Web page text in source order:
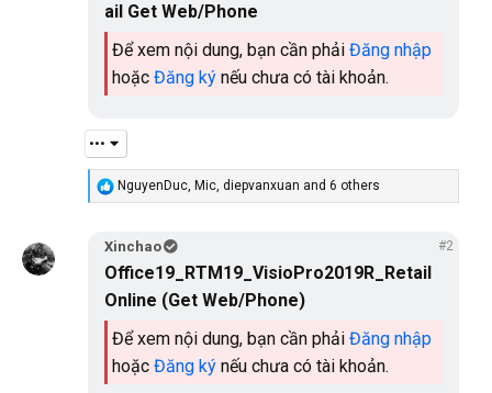
ail Get Web/Phone
Để xem nội dung, bạn cần phải Đăng nhập
hoặc Đăng ký nếu chưa có tài khoản.
•••
R
e
t
i
n
:
NguyenDuc, Mic, diepvanxuan and 6 others
Xinchao #2
Office19_RTM19_VisioPro2019R_Retail
Online (Get Web/Phone)
Để xem nội dung, bạn cần phải Đăng nhập
hoặc Đăng ký nếu chưa có tài khoản.